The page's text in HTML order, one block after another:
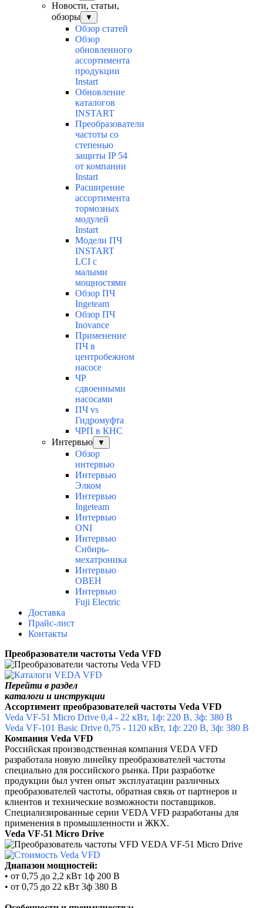
Новости, статьи,
обзоры
▼
Обзор статей
Обзор
обновленного
ассортимента
продукции
Instart
Обновление
каталогов
INSTART
Преобразователи
частоты со
степенью
защиты IP 54
от компании
Instart
Расширение
ассортимента
тормозных
модулей
Instart
Модели ПЧ
INSTART
LCI с
малыми
мощностями
Обзор ПЧ
Ingeteam
Обзор ПЧ
Inovance
Применение
ПЧ в
центробежном
насосе
ЧР
сдвоенными
насосами
ПЧ vs
Гидромуфта
ЧРП в КНС
Интервью
▼
Обзор
интервью
Интервью
Элком
Интервью
Ingeteam
Интервью
ONI
Интервью
Сибирь-
мехатроника
Интервью
ОВЕН
Интервью
Fuji Electric
Доставка
Прайс-лист
Контакты
Преобразователи частоты Veda VFD
Перейти в раздел
каталоги и инструкции
Ассортимент преобразователей частоты Veda VFD
Veda VF-51 Micro Drive 0,4 - 22 кВт, 1ф: 220 В, 3ф: 380 В
Veda VF-101 Basic Drive 0,75 - 1120 кВт, 1ф: 220 В, 3ф: 380 В
Компания Veda VFD
Российская производственная компания VEDA VFD
разработала новую линейку преобразователей частоты
специально для российского рынка. При разработке
продукции был учтен опыт эксплуатации различных
преобразователей частоты, обратная связь от партнеров и
клиентов и технические возможности поставщиков.
Специализированные серии VEDA VFD разработаны для
применения в промышленности и ЖКХ.
Veda VF-51 Micro Drive
Диапазон мощностей:
• от 0,75 до 2,2 кВт 1ф 200 В
• от 0,75 до 22 кВт 3ф 380 В